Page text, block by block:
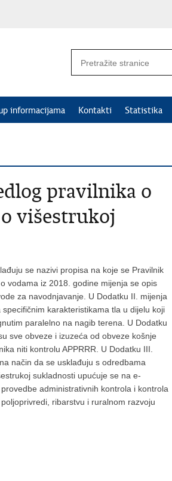
informacijama Kontakti Statistika
pravilnika o
višestrukoj
se nazivi propisa na koje se Pravilnik
vodama iz 2018. godine mijenja se opis
za navodnjavanje. U Dodatku II. mijenja
karakteristikama tla u dijelu koji
paralelno na nagib terena. U Dodatku
sve obveze i izuzeća od obveze košnje
niti kontrolu APPRRR. U Dodatku III.
način da se usklađuju s odredbama
sukladnosti upućuje se na e-
administrativnih kontrola i kontrola
ribarstvu i ruralnom razvoju